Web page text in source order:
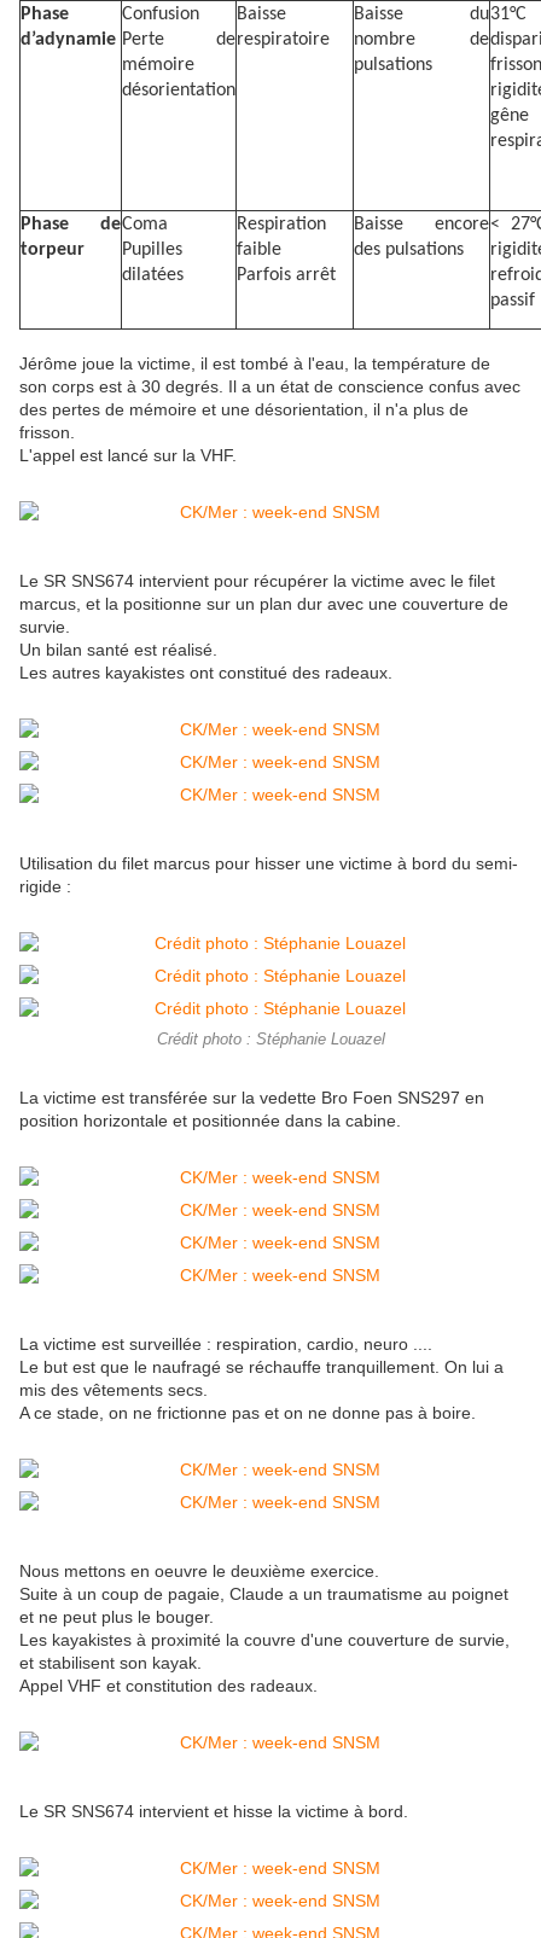
Phase
d’adynamie
Confusion
Perte de
mémoire
désorientation
Baisse
respiratoire
Baisse du
nombre de
pulsations
31°C
frisson
gêne
Phase de
torpeur
Coma
Pupilles
dilatées
Respiration
faible
Parfois arrêt
Baisse encore
des pulsations
<
passif
Jérôme joue la victime, il est tombé à l'eau, la température de
son corps est à 30 degrés. Il a un état de conscience confus avec
des pertes de mémoire et une désorientation , il n'a plus de
frisson.
L'appel est lancé sur la VHF.
Le SR SNS674 intervient pour récupérer la victime avec le filet
marcus, et la positionne sur un plan dur avec une couverture de
survie.
Un bilan santé est réalisé.
Les autres kayakistes ont constitué des radeaux.
Utilisation du filet marcus pour hisser une victime à bord du semi-
rigide :
Crédit photo : Stéphanie Louazel
La victime est transférée sur la vedette Bro Foen SNS297 en
position horizontale et positionnée dans la cabine.
La victime est surveillée : respiration, cardio, neuro ....
Le but est que le naufragé se réchauffe tranquillement. On lui a
mis des vêtements secs.
A ce stade, on ne frictionne pas et on ne donne pas à boire.
Nous mettons en oeuvre le deuxième exercice.
Suite à un coup de pagaie, Claude a un traumatisme au poignet
et ne peut plus le bouger.
Les kayakistes à proximité la couvre d'une couverture de survie,
et stabilisent son kayak.
Appel VHF et constitution des radeaux.
Le SR SNS674 intervient et hisse la victime à bord.